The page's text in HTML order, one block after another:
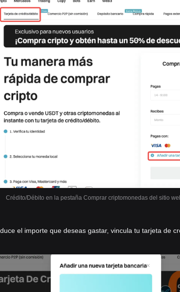
Crédito/Débito en la pestaña Comprar criptomonedas del sitio
el importe que deseas gastar, vincula tu tarjeta de